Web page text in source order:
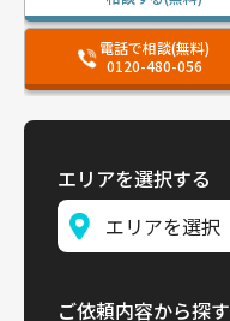
電話で相談(無料)
0120-480-056
エリアを選択する
ご依頼内容から探す